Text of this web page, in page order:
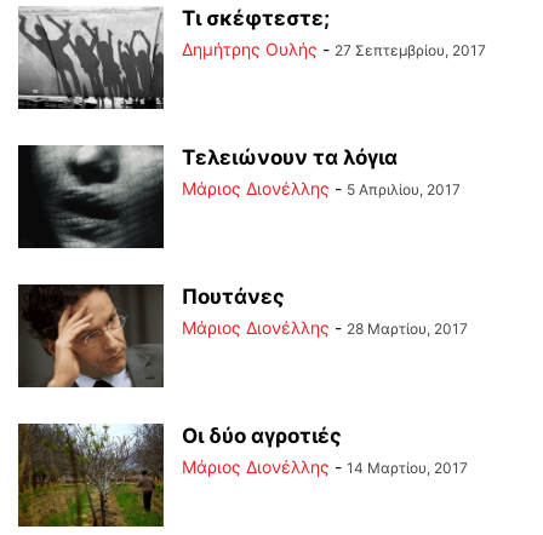
Τι σκέφτεστε;
Δημήτρης Ουλής - 27 Σεπτεμβρίου, 2017
Τελειώνουν τα λόγια
Μάριος Διονέλλης - 5 Απριλίου, 2017
Πουτάνες
Μάριος Διονέλλης - 28 Μαρτίου, 2017
Οι δύο αγροτιές
Μάριος Διονέλλης - 14 Μαρτίου, 2017